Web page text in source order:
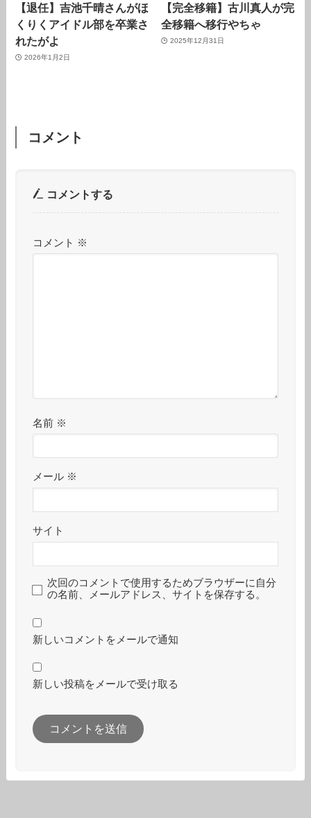
【退任】吉池千晴さんがほ
くりくアイドル部を卒業さ
れたがよ
2026年1月2日
【完全移籍】古川真人が完
全移籍へ移行やちゃ
2025年12月31日
コメント
コメントする
コメント ※
名前 ※
メール ※
サイト
次回のコメントで使用するためブラウザーに自分
の名前、メールアドレス、サイトを保存する。
新しいコメントをメールで通知
新しい投稿をメールで受け取る